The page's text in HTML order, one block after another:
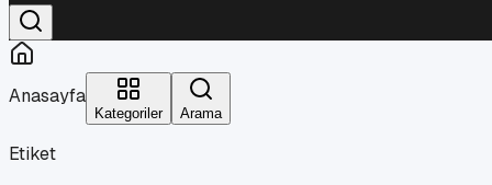
Anasayfa
Kategoriler Arama
Etiket